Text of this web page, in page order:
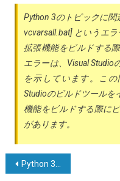
Python 3のトピックに関
vcvarsall.bat] というエ
拡張機能をビルドする
エラーは、Visual Studio
を示しています。こ
Studioのビルドツールを
機能をビルドする際に
があります。
投 Python 3で要素を削除せずにセットから要素を取得する方法